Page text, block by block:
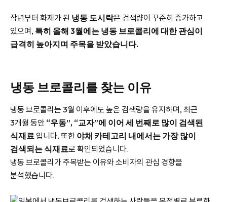
작년부터 화제가 된 냉동 도시락은 검색량이 꾸준히 증가하고
있으며, 특히 올해 3월에는 냉동 브로콜리에 대한 관심이
급격히 높아지며 주목을 받았습니다.
냉동 브로콜리를 찾는 이유
냉동 브로콜리는 3월 이후에도 높은 검색량을 유지하며, 최근
3개월 동안 “우동”, “교자”에 이어 세 번째로 많이 검색된
식재료 입니다. 또한 야채 카테고리 내에서는 가장 많이
검색되는 식재료로 확인되었습니다.
냉동 브로콜리가 주목받는 이유와 소비자의 관심 경향을
분석했습니다.